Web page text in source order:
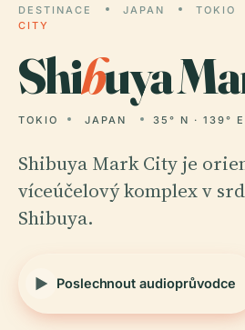
DESTINACE JAPAN TOKIO
CITY
Shibuya
TOKIO JAPAN 35° N · 139° E
Shibuya Mark City je
víceúčelový komplex v
Shibuya.
Poslechnout audioprůvodce